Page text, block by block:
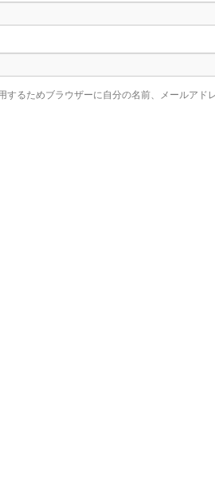
するためブラウザーに自分の名前、メールアド